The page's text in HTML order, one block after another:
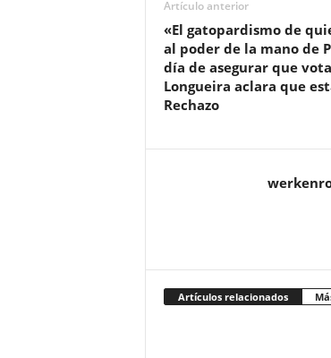
Artículo anterior
«El gatopardismo de
al poder de la mano de
día de asegurar que
Longueira aclara que
Rechazo
Artículos relacionados